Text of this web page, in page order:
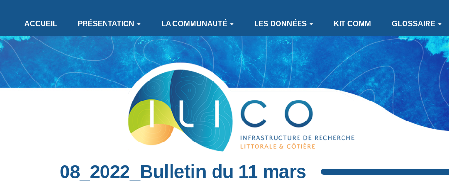
ACCUEIL
PRÉSENTATION LA COMMUNAUTÉ LES DONNÉES KIT COMM GLOSSAIRE
08_2022_Bulletin du 11 mars